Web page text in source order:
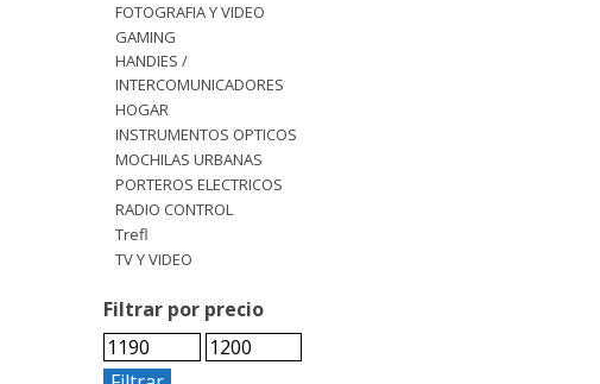
FOTOGRAFIA Y VIDEO
GAMING
HANDIES /
INTERCOMUNICADORES
HOGAR
INSTRUMENTOS OPTICOS
MOCHILAS URBANAS
PORTEROS ELECTRICOS
RADIO CONTROL
Trefl
TV Y VIDEO
Filtrar por precio